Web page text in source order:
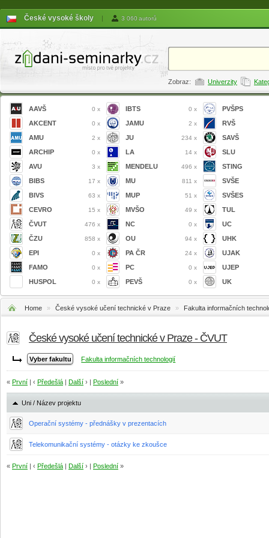
České vysoké školy | 3 060 autorů
Zobraz: Univerzity
AAVŠ 0 x
AKCENT 0 x
AMU 2 x
ARCHIP 0 x
AVU 3 x
BIBS 17 x
BIVS 63 x
CEVRO 15 x
ČVUT 476 x
ČZU 858 x
EPI 0 x
FAMO 0 x
HUSPOL 0 x
IBTS 0 x
JAMU 2 x
JU 234 x
LA 14 x
MENDELU 496 x
MU 811 x
MUP 51 x
MVŠO 49 x
NC 0 x
OU 94 x
PA ČR 24 x
PC 0 x
PEVŠ 0 x
PVŠPS
RVŠ
SAVŠ
SLU
STING
SVŠE
SVŠES
TUL
UC
UHK
UJAK
UJEP
UK
Home » České vysoké učení technické v Praze » Fakulta informačních
České vysoké učení technické v Praze - ČVUT
Fakulta informačních technologií
« První | ‹ Předešlá Další › | Poslední »
Uni / Název projektu
Operační systémy - přednášky v prezentacích
Telekomunikační systémy - otázky ke zkoušce
« První | ‹ Předešlá Další › | Poslední »